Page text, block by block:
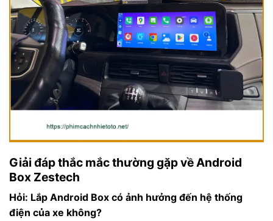
Giải đáp thắc mắc thường gặp về Android
Box Zestech
Hỏi: Lắp Android Box có ảnh hưởng đến hệ thống
điện của xe không?